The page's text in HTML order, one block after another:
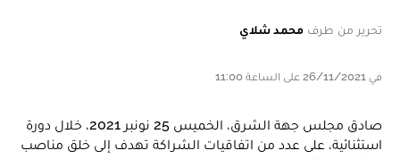
تحرير من طرف محمد شلاي
في 26/11/2021 على الساعة 11:00
صادق مجلس جهة الشرق، الخميس 25 نونبر 2021، خلال دورة
استثنائية، على عدد من اتفاقيات الشراكة تهدف إلى خلق مناصب